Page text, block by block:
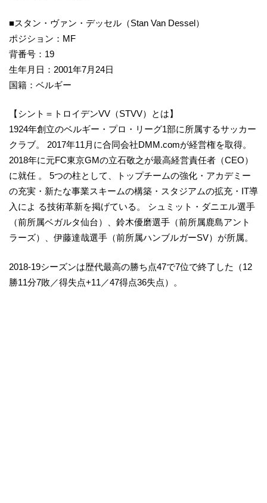
■スタン・ヴァン・デッセル（Stan Van Dessel）
ポジション：MF
背番号：19
生年月日：2001年7月24日
国籍：ベルギー
【シント＝トロイデンVV（STVV）とは】
1924年創立のベルギー・プロ・リーグ1部に所属するサッカー
クラブ。 2017年11月に合同会社DMM.comが経営権を取得。
2018年に元FC東京GMの立石敬之が最高経営責任者（CEO）
に就任 。 5つの柱として、トップチームの強化・アカデミー
の充実・新たな事業スキームの構築・スタジアムの拡充・IT導
入によ る技術革新を掲げている。 シュミット・ダニエル選手
（前所属ベガルタ仙台）、鈴木優磨選手（前所属鹿島アント
ラーズ）、伊藤達哉選手（前所属ハンブルガーSV）が所属。
2018-19シーズンは歴代最高の勝ち点47で7位で終了した（12
勝11分7敗／得失点+11／47得点36失点）。